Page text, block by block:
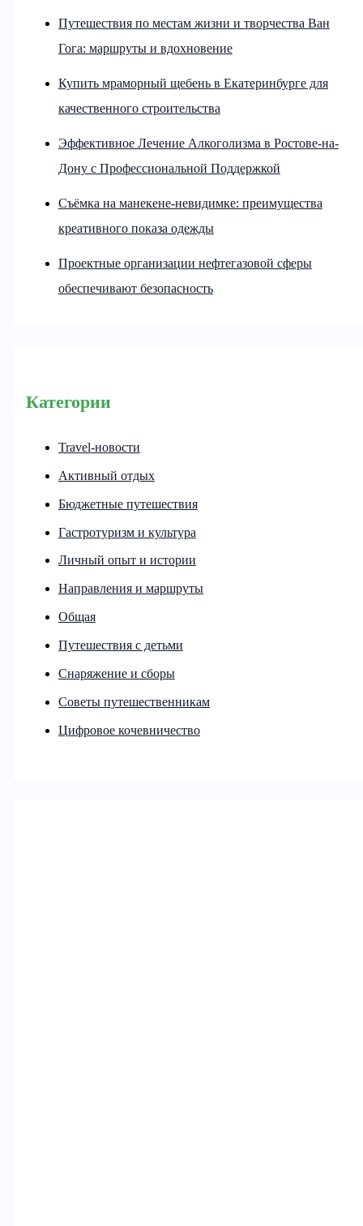
Путешествия по местам жизни и творчества Ван
Гога: маршруты и вдохновение
Купить мраморный щебень в Екатеринбурге для
качественного строительства
Эффективное Лечение Алкоголизма в Ростове-на-
Дону с Профессиональной Поддержкой
Съёмка на манекене-невидимке: преимущества
креативного показа одежды
Проектные организации нефтегазовой сферы
обеспечивают безопасность
Категории
Travel-новости
Активный отдых
Бюджетные путешествия
Гастротуризм и культура
Личный опыт и истории
Направления и маршруты
Общая
Путешествия с детьми
Снаряжение и сборы
Советы путешественникам
Цифровое кочевничество